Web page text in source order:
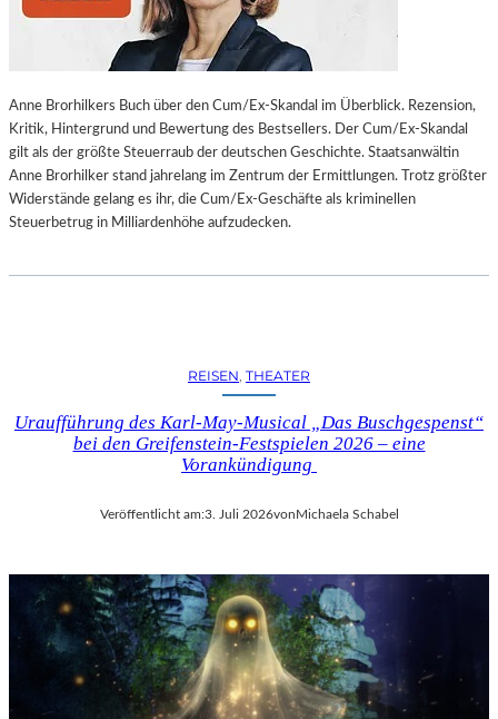
U
G
S
B
E
R
S
H
A
B
K
U
L
T
U
R
-
Anne Brorhilkers Buch über den Cum/Ex-Skandal im Überblick. Rezension,
Kritik, Hintergrund und Bewertung des Bestsellers. Der Cum/Ex-Skandal
gilt als der größte Steuerraub der deutschen Geschichte. Staatsanwältin
Anne Brorhilker stand jahrelang im Zentrum der Ermittlungen. Trotz größter
Widerstände gelang es ihr, die Cum/Ex-Geschäfte als kriminellen
Steuerbetrug in Milliardenhöhe aufzudecken.
REISEN, THEATER
Uraufführung des Karl-May-Musical „Das Buschgespenst“
bei den Greifenstein-Festspielen 2026 – eine
Vorankündigung
Veröffentlicht am:3. Juli 2026vonMichaela Schabel